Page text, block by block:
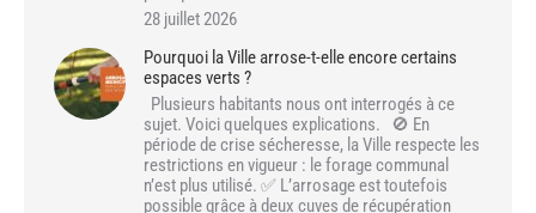
28 juillet 2026
Pourquoi la Ville arrose-t-elle encore certains
espaces verts ?
Plusieurs habitants nous ont interrogés à ce
sujet. Voici quelques explications. 🚫 En
période de crise sécheresse, la Ville respecte les
restrictions en vigueur : le forage communal
n’est plus utilisé. ✅ L’arrosage est toutefois
possible grâce à deux cuves de récupération